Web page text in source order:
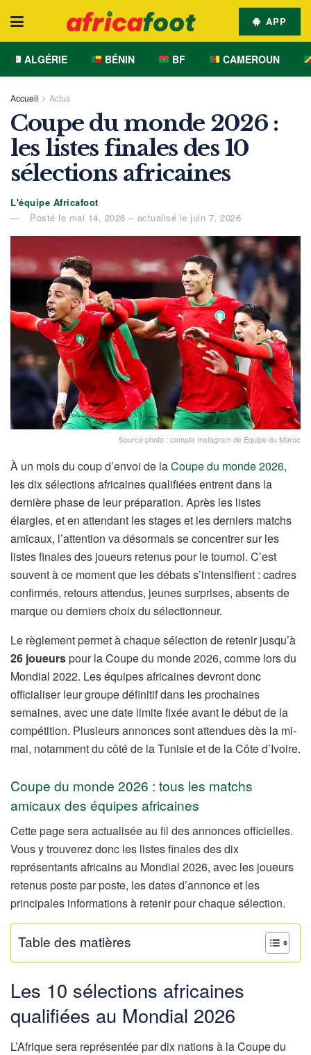
APP
ALGÉRIE BÉNIN BF CAMEROUN
Accueil Actus
Coupe du monde 2026 :
les listes finales des 10
sélections africaines
L'équipe Africafoot
Posté le mai 14, 2026 – actualisé le juin 7, 2026
Source photo : compte Instagram de Équipe du Maroc
À un mois du coup d’envoi de laCoupe du monde 2026,
les dix sélections africaines qualifiées entrent dans la
dernière phase de leur préparation. Après les listes
élargies, et en attendant les stages et les derniers matchs
amicaux, l’attention va désormais se concentrer sur les
listes finales des joueurs retenus pour le tournoi. C’est
souvent à ce moment que les débats s’intensifient : cadres
confirmés, retours attendus, jeunes surprises, absents de
marque ou derniers choix du sélectionneur.
Le règlement permet à chaque sélection de retenir jusqu’à
26 joueurspour la Coupe du monde 2026, comme lors du
Mondial 2022. Les équipes africaines devront donc
officialiser leur groupe définitif dans les prochaines
semaines, avec une date limite fixée avant le début de la
compétition. Plusieurs annonces sont attendues dès la mi-
mai, notamment du côté de la Tunisie et de la Côte d’Ivoire.
Coupe du monde 2026 : tous les matchs
amicaux des équipes africaines
Cette page sera actualisée au fil des annonces officielles.
Vous y trouverez donc les listes finales des dix
représentants africains au Mondial 2026, avec les joueurs
retenus poste par poste, les dates d’annonce et les
principales informations à retenir pour chaque sélection.
Table des matières
Les 10 sélections africaines
qualifiées au Mondial 2026
L’Afrique sera représentée par dix nations à la Coupe du